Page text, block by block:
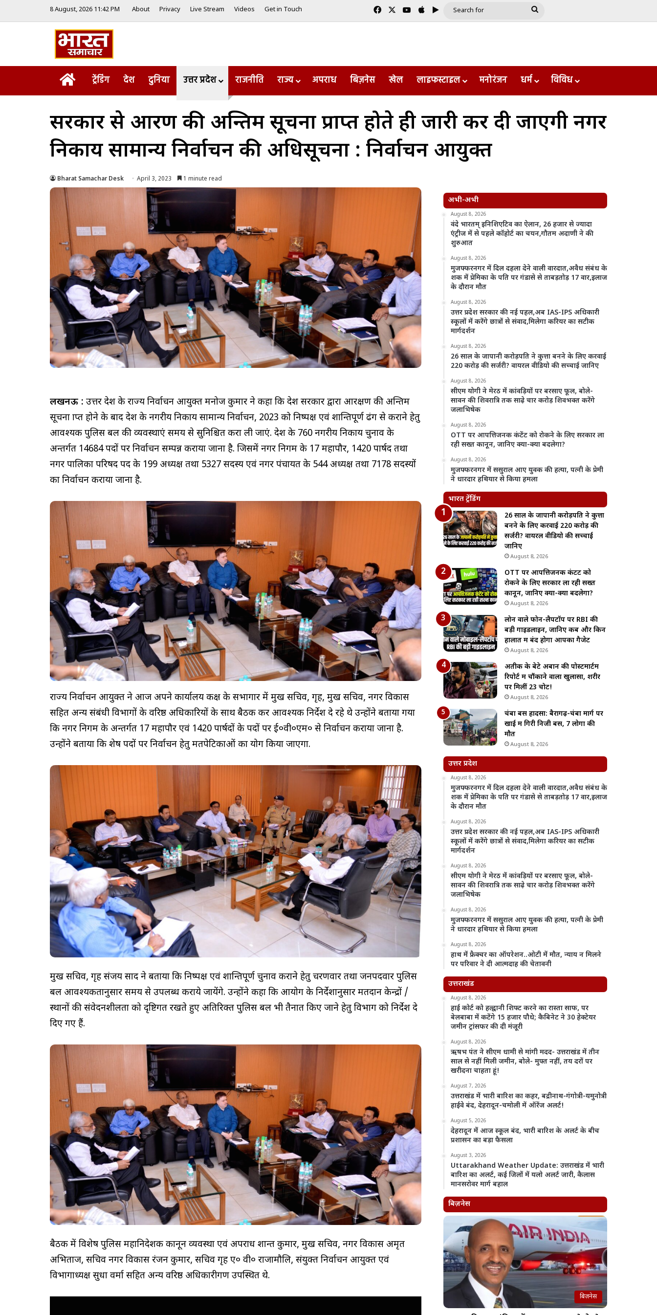
8 August, 2026 11:42 PM About Privacy Live Stream Videos Get in Touch FacebookYouTube
AppleGoogle Play
Search
Homeट्रेंडिंग देश दुनिया उत्तर प्रदेश राजनीति राज्य अपराध बिज़नेस खेल लाइफस्टाइल मनोरंजन धर्म विविध
सरकार से आरक्षण की अन्तिम सूचना प्राप्त होते ही जारी कर दी जाएगी नगर
निकाय सामान्य निर्वाचन की अधिसूचना : निर्वाचन आयुक्त
Bharat Samachar Desk April 3, 2023 1 minute read
लखनऊ : उत्तर प्रदेश के राज्य निर्वाचन आयुक्त मनोज कुमार ने कहा कि प्रदेश सरकार द्वारा आरक्षण की अन्तिम
सूचना प्राप्त होने के बाद प्रदेश के नगरीय निकाय सामान्य निर्वाचन, 2023 को निष्पक्ष एवं शान्तिपूर्ण ढंग से कराने हेतु
आवश्यक पुलिस बल की व्यवस्थाएं समय से सुनिश्चित करा ली जाएं. प्रदेश के 760 नगरीय निकाय चुनाव के
अन्तर्गत 14684 पदों पर निर्वाचन सम्पन्न कराया जाना है. जिसमें नगर निगम के 17 महापौर, 1420 पार्षद तथा
नगर पालिका परिषद पद के 199 अध्यक्ष तथा 5327 सदस्य एवं नगर पंचायत के 544 अध्यक्ष तथा 7178 सदस्यों
का निर्वाचन कराया जाना है.
राज्य निर्वाचन आयुक्त ने आज अपने कार्यालय कक्ष के सभागार में प्रमुख सचिव, गृह, प्रमुख सचिव, नगर विकास
सहित अन्य संबंधी विभागों के वरिष्ठ अधिकारियों के साथ बैठक कर आवश्यक निर्देश दे रहे थे उन्होंने बताया गया
कि नगर निगम के अन्तर्गत 17 महापौर एवं 1420 पार्षदों के पदों पर ई०वी०एम० से निर्वाचन कराया जाना है.
उन्होंने बताया कि शेष पदों पर निर्वाचन हेतु मतपेटिकाओं का प्रयोग किया जाएगा.
प्रमुख सचिव, गृह संजय प्रसाद ने बताया कि निष्पक्ष एवं शान्तिपूर्ण चुनाव कराने हेतु चरणवार तथा जनपदवार पुलिस
बल आवश्यकतानुसार समय से उपलब्ध कराये जायेंगे. उन्होंने कहा कि आयोग के निर्देशानुसार मतदान केन्द्रों /
स्थानों की संवेदनशीलता को दृष्टिगत रखते हुए अतिरिक्त पुलिस बल भी तैनात किए जाने हेतु विभाग को निर्देश दे
दिए गए हैं.
बैठक में विशेष पुलिस महानिदेशक कानून व्यवस्था एवं अपराध प्रशान्त कुमार, प्रमुख सचिव, नगर विकास अमृत
अभिताज, सचिव नगर विकास रंजन कुमार, सचिव गृह ए० वी० राजामौलि, संयुक्त निर्वाचन आयुक्त एवं
विभागाध्यक्ष सुधा वर्मा सहित अन्य वरिष्ठ अधिकारीगण उपस्थित थे.
अभी-अभी
August 8, 2026
वंदे भारतम् इनिशिएटिव का ऐलान, 26 हजार से ज्यादा
एंट्रीज में से पहले कॉहोर्ट का चयन,गौतम अदाणी ने की
शुरुआत
August 8, 2026
मुजफ्फरनगर में दिल दहला देने वाली वारदात,अवैध संबंध के
शक में प्रेमिका के पति पर गंडासे से ताबड़तोड़ 17 वार,इलाज
के दौरान मौत
August 8, 2026
उत्तर प्रदेश सरकार की नई पहल,अब IAS-IPS अधिकारी
स्कूलों में करेंगे छात्रों से संवाद,मिलेगा करियर का सटीक
मार्गदर्शन
August 8, 2026
26 साल के जापानी करोड़पति ने कुत्ता बनने के लिए करवाई
220 करोड़ की सर्जरी? वायरल वीडियो की सच्चाई जानिए
August 8, 2026
सीएम योगी ने मेरठ में कांवड़ियों पर बरसाए फूल, बोले-
सावन की शिवरात्रि तक साढ़े चार करोड़ शिवभक्त करेंगे
जलाभिषेक
August 8, 2026
OTT पर आपत्तिजनक कंटेंट को रोकने के लिए सरकार ला
रही सख्त कानून, जानिए क्या-क्या बदलेगा?
August 8, 2026
मुजफ्फरनगर में ससुराल आए युवक की हत्या, पत्नी के प्रेमी
ने धारदार हथियार से किया हमला
भारत ट्रेंडिंग
26 साल के जापानी करोड़पति ने कुत्ता
बनने के लिए करवाई 220 करोड़ की
सर्जरी? वायरल वीडियो की सच्चाई
जानिए
August 8, 2026
OTT पर आपत्तिजनक कंटेंट को
रोकने के लिए सरकार ला रही सख्त
कानून, जानिए क्या-क्या बदलेगा?
August 8, 2026
लोन वाले फोन-लैपटॉप पर RBI की
बड़ी गाइडलाइन, जानिए कब और किन
हालात में बंद होगा आपका गैजेट
August 8, 2026
अतीक के बेटे अबान की पोस्टमार्टम
रिपोर्ट में चौंकाने वाला खुलासा, शरीर
पर मिलीं 23 चोटें!
August 8, 2026
चंबा बस हादसा: बैरागढ़-चंबा मार्ग पर
खाई में गिरी निजी बस, 7 लोगों की
मौत
August 8, 2026
उत्तर प्रदेश
August 8, 2026
मुजफ्फरनगर में दिल दहला देने वाली वारदात,अवैध संबंध के
शक में प्रेमिका के पति पर गंडासे से ताबड़तोड़ 17 वार,इलाज
के दौरान मौत
August 8, 2026
उत्तर प्रदेश सरकार की नई पहल,अब IAS-IPS अधिकारी
स्कूलों में करेंगे छात्रों से संवाद,मिलेगा करियर का सटीक
मार्गदर्शन
August 8, 2026
सीएम योगी ने मेरठ में कांवड़ियों पर बरसाए फूल, बोले-
सावन की शिवरात्रि तक साढ़े चार करोड़ शिवभक्त करेंगे
जलाभिषेक
August 8, 2026
मुजफ्फरनगर में ससुराल आए युवक की हत्या, पत्नी के प्रेमी
ने धारदार हथियार से किया हमला
August 8, 2026
हाथ में फ्रैक्चर का ऑपरेशन..ओटी में मौत, न्याय न मिलने
पर परिवार ने दी आत्मदाह की चेतावनी
उत्तराखंड
August 8, 2026
हाई कोर्ट को हल्द्वानी शिफ्ट करने का रास्ता साफ, पर
बेलबाबा में कटेंगे 15 हजार पौधे; कैबिनेट ने 30 हेक्टेयर
जमीन ट्रांसफर की दी मंजूरी
August 8, 2026
ऋषभ पंत ने सीएम धामी से मांगी मदद- उत्तराखंड में तीन
साल से नहीं मिली जमीन, बोले- मुफ्त नहीं, तय दरों पर
खरीदना चाहता हूं!
August 7, 2026
उत्तराखंड में भारी बारिश का कहर, बद्रीनाथ-गंगोत्री-यमुनोत्री
हाईवे बंद, देहरादून-चमोली में ऑरेंज अलर्ट!
August 5, 2026
देहरादून में आज स्कूल बंद, भारी बारिश के अलर्ट के बीच
प्रशासन का बड़ा फैसला
August 3, 2026
Uttarakhand Weather Update: उत्तराखंड में भारी
बारिश का अलर्ट, कई जिलों में यलो अलर्ट जारी, कैलास
मानसरोवर मार्ग बहाल
बिज़नेस
बिज़नेस